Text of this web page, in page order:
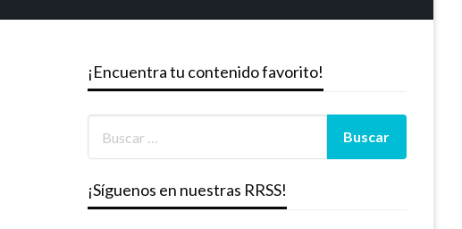
¡Encuentra tu contenido favorito!
¡Síguenos en nuestras RRSS!